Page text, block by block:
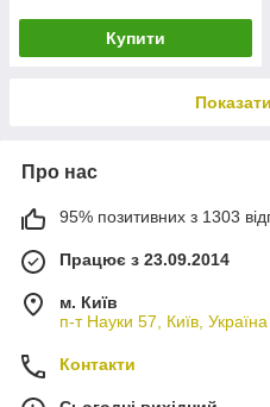
Купити
Про нас
95% позитивних з 1303
Працює з 23.09.2014
м. Київ
п-т Науки 57, Київ, Україна
Контакти